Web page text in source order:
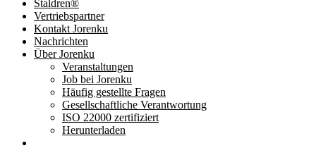
Staldren®
Vertriebspartner
Kontakt Jorenku
Nachrichten
Über Jorenku
Veranstaltungen
Job bei Jorenku
Häufig gestellte Fragen
Gesellschaftliche Verantwortung
ISO 22000 zertifiziert
Herunterladen